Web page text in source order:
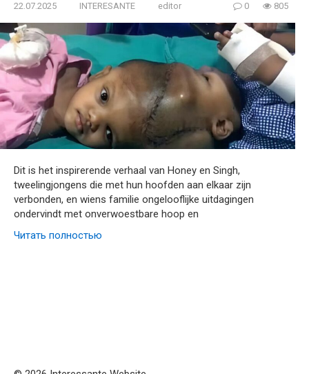
22.07.2025 INTERESANTE editor 0 805
Dit is het inspirerende verhaal van Honey en Singh,
tweelingjongens die met hun hoofden aan elkaar zijn
verbonden, en wiens familie ongelooflijke uitdagingen
ondervindt met onverwoestbare hoop en
Читать полностью